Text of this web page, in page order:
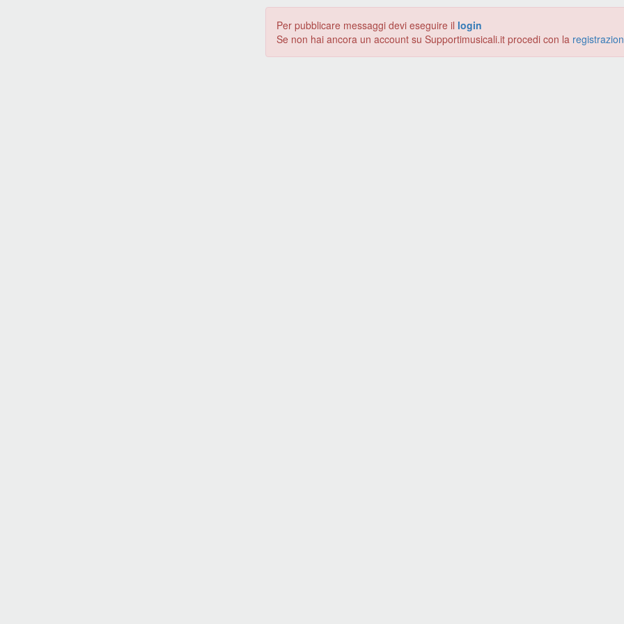
Per pubblicare messaggi devi eseguire il login
Se non hai ancora un account su Supportimusicali.it procedi con la